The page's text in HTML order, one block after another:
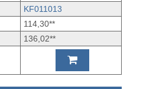
KF011013
114,30**
136,02**